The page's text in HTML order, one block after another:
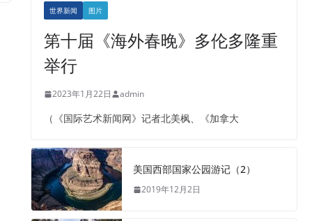
世界新闻 图片
第十届《海外春晚》多伦多隆重
举行
2023年1月22日 admin
（《国际艺术新闻网》记者北美枫、《加拿大
美国西部国家公园游记（2）
2019年12月2日